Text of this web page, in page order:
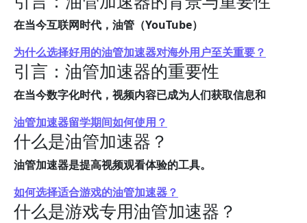
在当今互联网时代，油管（YouTube）
为什么选择好用的油管加速器对海外用户至关重要？
引言：油管加速器的重要性
在当今数字化时代，视频内容已成为人们获取信息和
油管加速器留学期间如何使用？
什么是油管加速器？
油管加速器是提高视频观看体验的工具。
如何选择适合游戏的油管加速器？
什么是游戏专用油管加速器？